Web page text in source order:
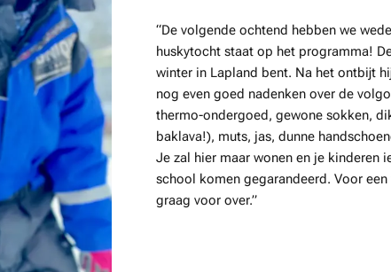
“De volgende ochtend hebben we
huskytocht staat op het programma!
winter in Lapland bent. Na het ontbijt
nog even goed nadenken over de
thermo-ondergoed, gewone sokken,
baklava!), muts, jas, dunne
Je zal hier maar wonen en je kinderen
school komen gegarandeerd. Voor
graag voor over.”